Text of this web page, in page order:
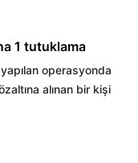
1 tutuklama
operasyonda
alınan bir kişi